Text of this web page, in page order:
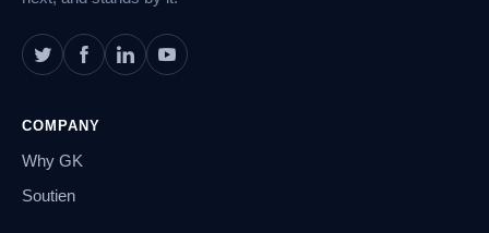
COMPANY
Why GK
Soutien